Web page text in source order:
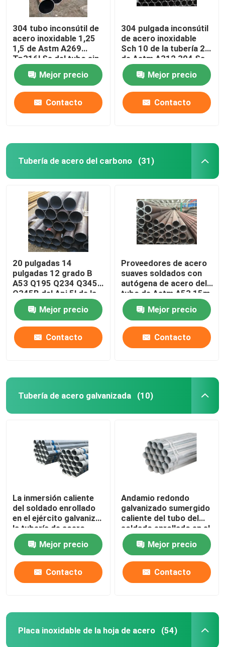
304 tubo inconsútil de
acero inoxidable 1,25
1,5 de Astm A269
Tp316l Ss del tubo sin
soldadura 316L 316 de
1,75”
Mejor precio
Contacto
304 pulgada inconsútil
de acero inoxidable
Sch 10 de la tubería 20
de Astm A312 304 Ss
del tubo sin soldadura
Mejor precio
Contacto
Tubería de acero del carbono (31)
20 pulgadas 14
pulgadas 12 grado B
A53 Q195 Q234 Q345
Q345B del Api 5l de la
tubería de acero del
carbono de la pulgada
Mejor precio
Contacto
Proveedores de acero
suaves soldados con
autógena de acero del
tubo de Astm A53 15m
m 12m m 10m m del
tubo de carbono de
A106 Api 5l Erw
Mejor precio
Contacto
Tubería de acero galvanizada (10)
La inmersión caliente
del soldado enrollado
en el ejército galvanizó
la tubería de acero
inconsútil 1 pulgada
1,25 pulgadas 3
pulgadas
Mejor precio
Contacto
Andamio redondo
galvanizado sumergido
caliente del tubo del
soldado enrollado en el
ejército de la inmersión
caliente de la tubería
de acero del horario 40
Mejor precio
Contacto
Placa inoxidable de la hoja de acero (54)